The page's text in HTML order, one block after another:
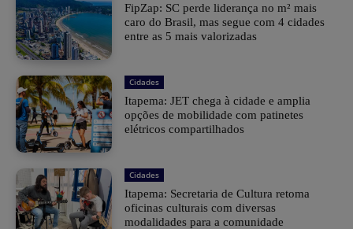
FipZap: SC perde liderança no m² mais
caro do Brasil, mas segue com 4 cidades
entre as 5 mais valorizadas
Cidades
Itapema: JET chega à cidade e amplia
opções de mobilidade com patinetes
elétricos compartilhados
Cidades
Itapema: Secretaria de Cultura retoma
oficinas culturais com diversas
modalidades para a comunidade